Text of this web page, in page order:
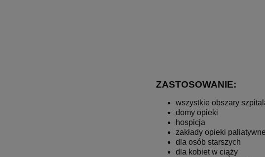
ZASTOSOWANIE:
wszystkie obszary
domy opieki
hospicja
zakłady opieki
dla osób starszych
dla kobiet w ciąży